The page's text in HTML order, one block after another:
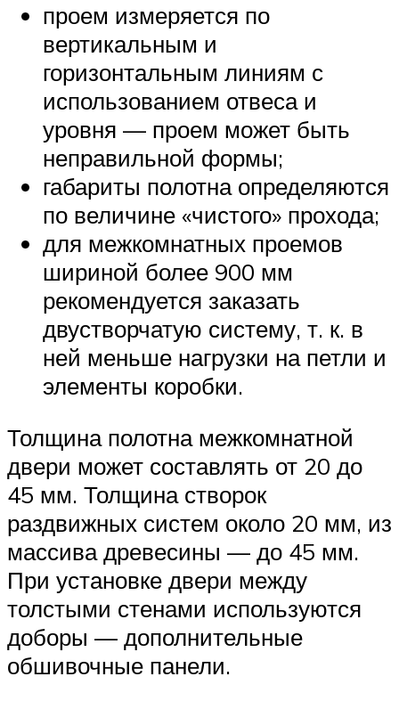
проем измеряется по
вертикальным и
горизонтальным линиям с
использованием отвеса и
уровня — проем может быть
неправильной формы;
габариты полотна определяются
по величине «чистого» прохода;
для межкомнатных проемов
шириной более 900 мм
рекомендуется заказать
двустворчатую систему, т. к. в
ней меньше нагрузки на петли и
элементы коробки.
Толщина полотна межкомнатной
двери может составлять от 20 до
45 мм. Толщина створок
раздвижных систем около 20 мм, из
массива древесины — до 45 мм.
При установке двери между
толстыми стенами используются
доборы — дополнительные
обшивочные панели.